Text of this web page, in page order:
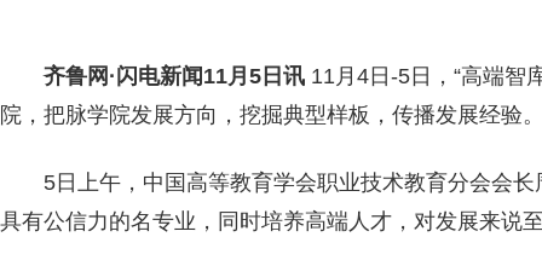
齐鲁网 ·闪电新闻11月5日讯 11月4日-5日，“高端智
院，把脉学院发展方向，挖掘典型样板，传播发展经验
5日上午，中国高等教育学会职业技术教育分会会
具有公信力的名专业，同时培养高端人才，对发展来说